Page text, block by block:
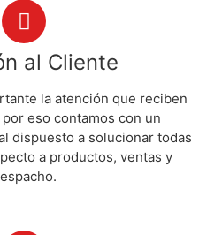
al Cliente
la atención que reciben
eso contamos con un
dispuesto a solucionar todas
a productos, ventas y